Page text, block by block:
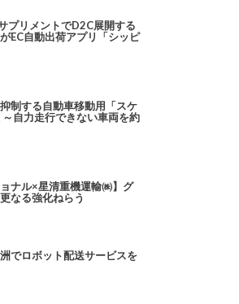
プリメントでD2C展開する
EC自動出荷アプリ「シッピ
制する自動車移動用「スケ
自力走行できない車両を約
ナル×星清重機運輸㈱】グ
なる強化ねらう
でロボット配送サービスを